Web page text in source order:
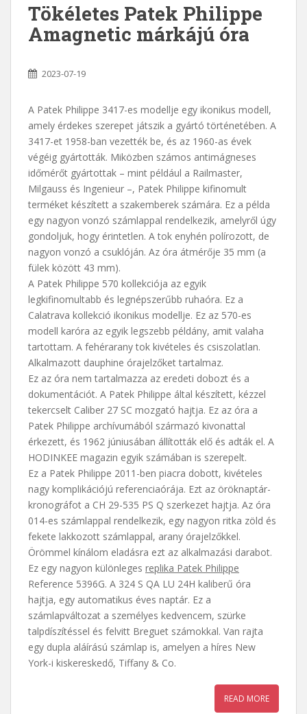
Tökéletes Patek Philippe
Amagnetic márkájú óra
2023-07-19
A Patek Philippe 3417-es modellje egy ikonikus modell,
amely érdekes szerepet játszik a gyártó történetében. A
3417-et 1958-ban vezették be, és az 1960-as évek
végéig gyártották. Miközben számos antimágneses
időmérőt gyártottak – mint például a Railmaster,
Milgauss és Ingenieur –, Patek Philippe kifinomult
terméket készített a szakemberek számára. Ez a példa
egy nagyon vonzó számlappal rendelkezik, amelyről úgy
gondoljuk, hogy érintetlen. A tok enyhén polírozott, de
nagyon vonzó a csuklóján. Az óra átmérője 35 mm (a
fülek között 43 mm).
A Patek Philippe 570 kollekciója az egyik
legkifinomultabb és legnépszerűbb ruhaóra. Ez a
Calatrava kollekció ikonikus modellje. Ez az 570-es
modell karóra az egyik legszebb példány, amit valaha
tartottam. A fehérarany tok kivételes és csiszolatlan.
Alkalmazott dauphine órajelzőket tartalmaz.
Ez az óra nem tartalmazza az eredeti dobozt és a
dokumentációt. A Patek Philippe által készített, kézzel
tekercselt Caliber 27 SC mozgató hajtja. Ez az óra a
Patek Philippe archívumából származó kivonattal
érkezett, és 1962 júniusában állították elő és adták el. A
HODINKEE magazin egyik számában is szerepelt.
Ez a Patek Philippe 2011-ben piacra dobott, kivételes
nagy komplikációjú referenciaórája. Ezt az öröknaptár-
kronográfot a CH 29-535 PS Q szerkezet hajtja. Az óra
014-es számlappal rendelkezik, egy nagyon ritka zöld és
fekete lakkozott számlappal, arany órajelzőkkel.
Örömmel kínálom eladásra ezt az alkalmazási darabot.
Ez egy nagyon különleges replika Patek Philippe
Reference 5396G. A 324 S QA LU 24H kaliberű óra
hajtja, egy automatikus éves naptár. Ez a
számlapváltozat a személyes kedvencem, szürke
talpdíszítéssel és felvitt Breguet számokkal. Van rajta
egy dupla aláírású számlap is, amelyen a híres New
York-i kiskereskedő, Tiffany & Co.
READ MORE